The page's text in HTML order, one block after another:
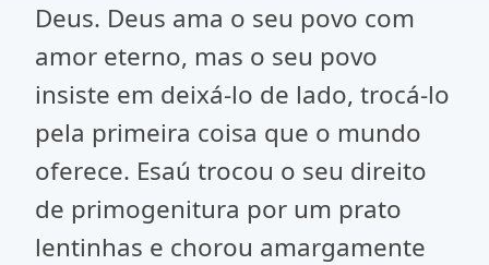
Deus. Deus ama o seu povo com
amor eterno, mas o seu povo
insiste em deixá-lo de lado, trocá-lo
pela primeira coisa que o mundo
oferece. Esaú trocou o seu direito
de primogenitura por um prato
lentinhas e chorou amargamente